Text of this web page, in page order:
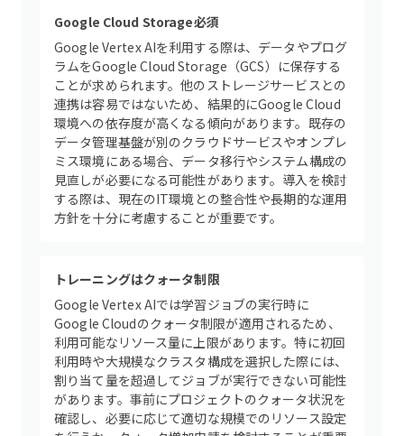
Google Cloud Storage必須
Google Vertex AIを利用する際は、データやプログ
ラムをGoogle Cloud Storage（GCS）に保存する
ことが求められます。他のストレージサービスとの
連携は容易ではないため、結果的にGoogle Cloud
環境への依存度が高くなる傾向があります。既存の
データ管理基盤が別のクラウドサービスやオンプレ
ミス環境にある場合、データ移行やシステム構成の
見直しが必要になる可能性があります。導入を検討
する際は、現在のIT環境との整合性や長期的な運用
方針を十分に考慮することが重要です。
トレーニングはクォータ制限
Google Vertex AIでは学習ジョブの実行時に
Google Cloudのクォータ制限が適用されるため、
利用可能なリソース量に上限があります。特に初回
利用時や大規模なクラスタ構成を選択した際には、
割り当て量を超過してジョブが実行できない可能性
があります。事前にプロジェクトのクォータ状況を
確認し、必要に応じて適切な規模でのリソース設定